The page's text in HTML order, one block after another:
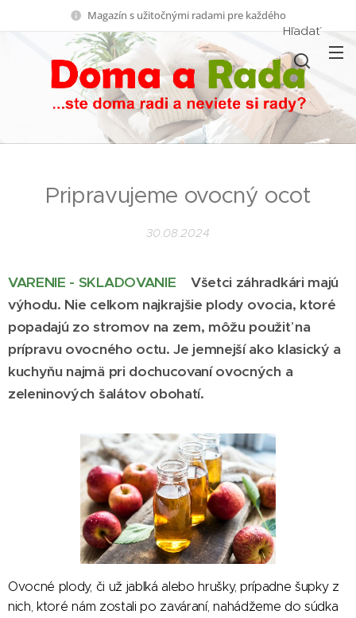
Magazín s užitočnými radami pre každého
Hľadať
Pripravujeme ovocný ocot
30.08.2024
VARENIE - SKLADOVANIE
Všetci záhradkári majú
výhodu. Nie celkom najkrajšie plody ovocia, ktoré
popadajú zo stromov na zem, môžu použiť na
prípravu ovocného octu. Je jemnejší ako klasický a
kuchyňu najmä pri dochucovaní ovocných a
zeleninových šalátov obohatí.
Ovocné plody, či už jablká alebo hrušky, prípadne šupky z
nich, ktoré nám zostali po zaváraní, nahádžeme do súdka